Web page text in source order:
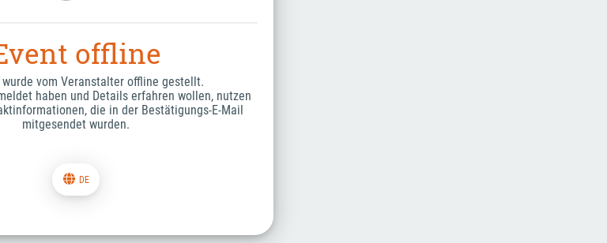
offline
wurde vom Veranstalter offline gestellt.
haben und Details erfahren wollen, nutzen
die in der Bestätigungs-E-Mail
mitgesendet wurden.
DE